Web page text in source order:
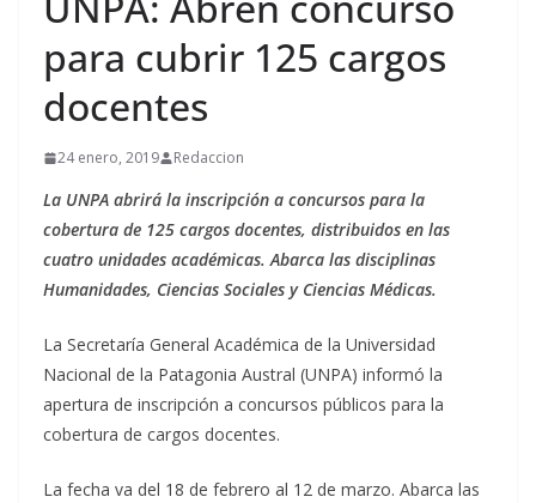
para cubrir 125 cargos
docentes
24 enero, 2019 Redaccion
La UNPA abrirá la inscripción a concursos para la
cobertura de 125 cargos docentes, distribuidos en las
cuatro unidades académicas. Abarca las disciplinas
Humanidades, Ciencias Sociales y Ciencias Médicas.
La Secretaría General Académica de la Universidad
Nacional de la Patagonia Austral (UNPA) informó la
apertura de inscripción a concursos públicos para la
cobertura de cargos docentes.
La fecha va del 18 de febrero al 12 de marzo. Abarca las